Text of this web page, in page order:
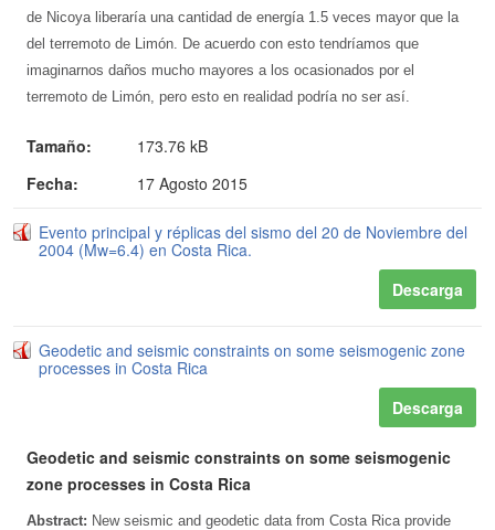
de Nicoya liberaría una cantidad de energía 1.5 veces mayor que la
del terremoto de Limón. De acuerdo con esto tendríamos que
imaginarnos daños mucho mayores a los ocasionados por el
terremoto de Limón, pero esto en realidad podría no ser así.
Tamaño:
173.76 kB
Fecha:
17 Agosto 2015
Evento principal y réplicas del sismo del 20 de Noviembre del
2004 (Mw=6.4) en Costa Rica.
Descarga
Geodetic and seismic constraints on some seismogenic zone
processes in Costa Rica
Descarga
Geodetic and seismic constraints on some seismogenic
zone processes in Costa Rica
Abstract: New seismic and geodetic data from Costa Rica provide